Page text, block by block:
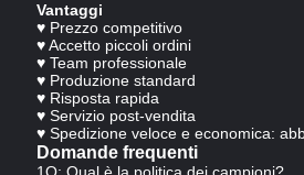
Vantaggi
♥ Prezzo competitivo
♥ Accetto piccoli ordini
♥ Team professionale
♥ Produzione standard
♥ Risposta rapida
♥ Servizio post-vendita
♥ Spedizione veloce e economica:
Domande frequenti